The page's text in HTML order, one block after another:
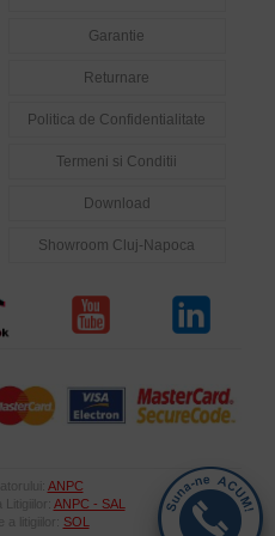
Garantie
Returnare
Politica de Confidentialitate
Termeni si Conditii
Download
Showroom Cluj-Napoca
ANPC
Litigiilor: ANPC - SAL
a litigiilor: SOL